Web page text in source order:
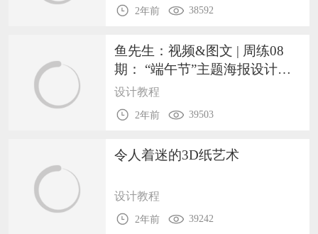
2年前 38592
鱼先生：视频&图文 | 周练08
期： “端午节”主题海报设计实
战
设计教程
2年前 39503
令人着迷的3D纸艺术
设计教程
2年前 39242